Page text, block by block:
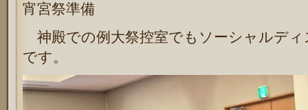
宵宮祭準備
神殿での例大祭控室でもソーシャルデ
です。